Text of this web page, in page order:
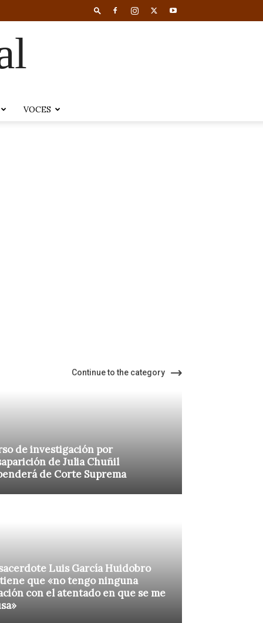
VOCES
Continue to the category
de investigación por
de Julia Chuñil
de Corte Suprema
Luis García Huidobro
que «no tengo ninguna
con el atentado en que se me